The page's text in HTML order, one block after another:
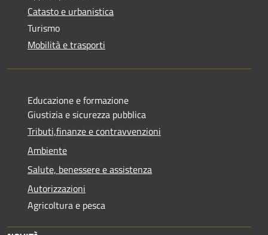
Catasto e urbanistica
Turismo
Mobilità e trasporti
Educazione e formazione
Giustizia e sicurezza pubblica
Tributi,finanze e contravvenzioni
Ambiente
Salute, benessere e assistenza
Autorizzazioni
Agricoltura e pesca